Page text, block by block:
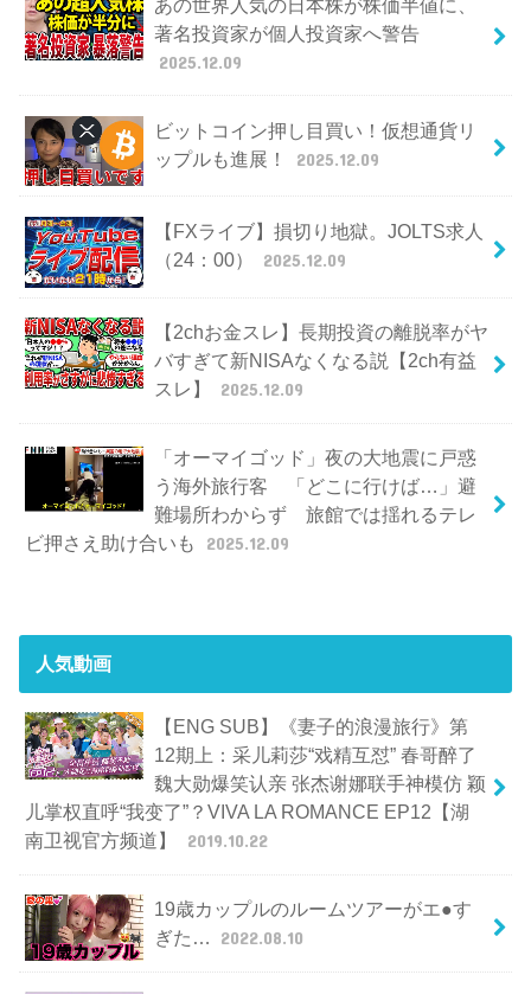
著名投資家が個人投資家へ警告
2025.12.09
ビットコイン押し目買い！仮想通貨リ
ップルも進展！
2025.12.09
【FXライブ】損切り地獄。JOLTS求人
（24：00）
2025.12.09
【2chお金スレ】長期投資の離脱率がヤ
バすぎて新NISAなくなる説【2ch有益
スレ】
2025.12.09
「オーマイゴッド」夜の大地震に戸惑
う海外旅行客 「どこに行けば…」避
難場所わからず 旅館では揺れるテレ
ビ押さえ助け合いも
2025.12.09
人気動画
【ENG SUB】《妻子的浪漫旅行》第
12期上：采儿莉莎“戏精互怼” 春哥醉了
魏大勋爆笑认亲 张杰谢娜联手神模仿 颖
儿掌权直呼“我变了”？VIVA LA ROMANCE EP12【湖
南卫视官方频道】
2019.10.22
19歳カップルのルームツアーがエ●す
ぎた…
2022.08.10